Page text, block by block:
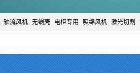
轴流风机 无蜗壳 电柜专用 吸绵风机 激光切割